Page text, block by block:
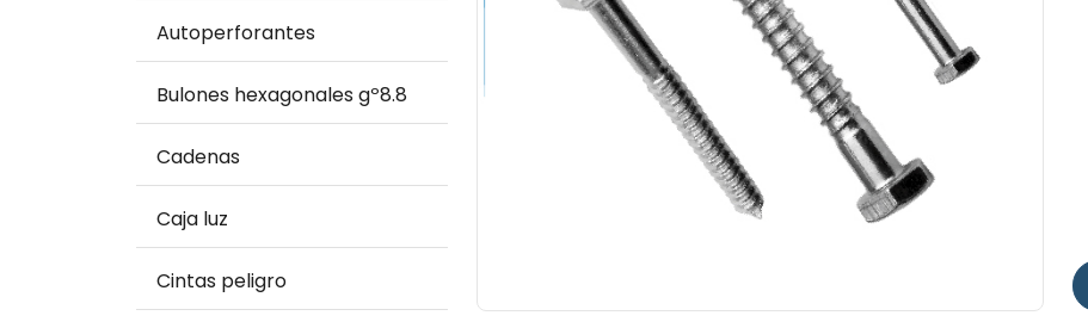
Autoperforantes
Bulones hexagonales gº8.8
Cadenas
Caja luz
Cintas peligro